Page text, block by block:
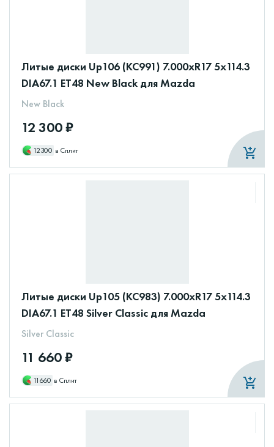
Литые диски Up106 (КС991) 7.000xR17 5x114.3
DIA67.1 ET48 New Black для Mazda
New Black
12 300 ₽
12300 в Сплит
Литые диски Up105 (КС983) 7.000xR17 5x114.3
DIA67.1 ET48 Silver Classic для Mazda
Silver Classic
11 660 ₽
11660 в Сплит